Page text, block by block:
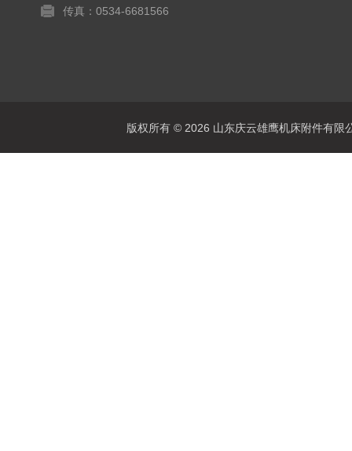
传真：0534-6681566
版权所有 © 2026 山东庆云雄鹰机床附件有